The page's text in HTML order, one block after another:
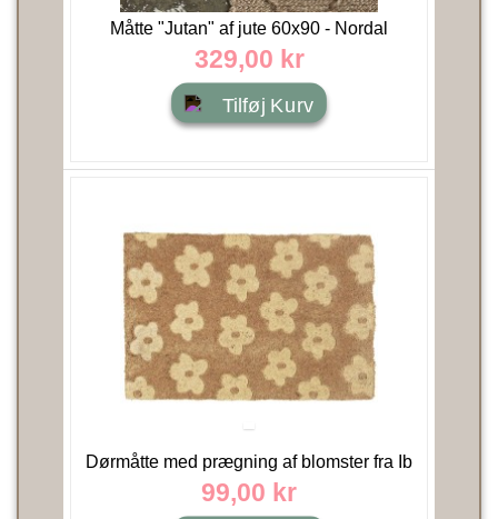
Måtte "Jutan" af jute 60x90 - Nordal
329,00 kr
Tilføj Kurv
Dørmåtte med prægning af blomster fra Ib
Laursen 40x60
99,00 kr